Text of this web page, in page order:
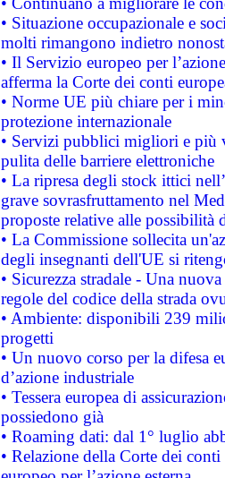
• Situazione occupazionale e
molti rimangono indietro
• Il Servizio europeo per
afferma la Corte dei conti
• Norme UE più chiare per i
protezione internazionale
• Servizi pubblici migliori e più
pulita delle barriere elettroniche
• La ripresa degli stock ittici
grave sovrasfruttamento nel
proposte relative alle possibilità
• La Commissione sollecita
degli insegnanti dell'UE si
• Sicurezza stradale - Una
regole del codice della strada
• Ambiente: disponibili 239
progetti
• Un nuovo corso per la difesa
d’azione industriale
• Tessera europea di
possiedono già
• Roaming dati: dal 1° luglio
• Relazione della Corte dei